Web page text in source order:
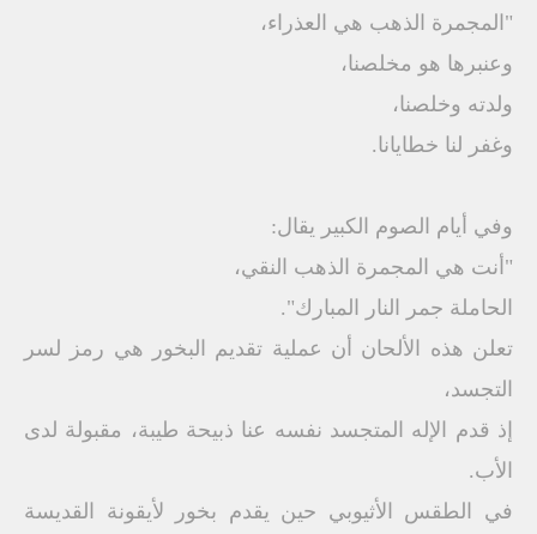
"المجمرة الذهب هي العذراء،
وعنبرها هو مخلصنا،
ولدته وخلصنا،
وغفر لنا خطايانا.
وفي أيام الصوم الكبير يقال:
"أنت هي المجمرة الذهب النقي،
الحاملة جمر النار المبارك".
تعلن هذه الألحان أن عملية تقديم البخور هي رمز لسر
التجسد،
إذ قدم الإله المتجسد نفسه عنا ذبيحة طيبة، مقبولة لدى
الأب.
في الطقس الأثيوبي حين يقدم بخور لأيقونة القديسة